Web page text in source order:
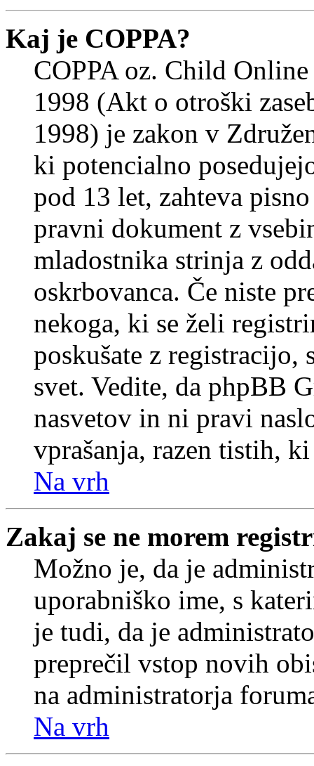
Kaj je COPPA?
COPPA oz. Child
1998 (Akt o otroški
1998) je zakon v
ki potencialno
pod 13 let, zahteva
pravni dokument z
mladostnika strinja z
oskrbovanca. Če niste
nekoga, ki se želi
poskušate z registracijo,
svet. Vedite, da phpBB
nasvetov in ni pravi
vprašanja, razen tistih,
Na vrh
Zakaj se ne morem
Možno je, da je
uporabniško ime, s
je tudi, da je
preprečil vstop novih
na administratorja
Na vrh